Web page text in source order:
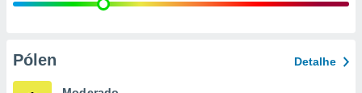
Pólen Detalhe